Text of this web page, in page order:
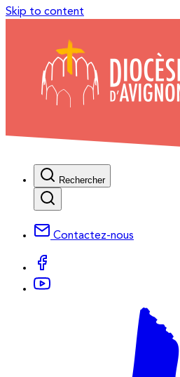
Skip to content
Rechercher
Contactez-nous